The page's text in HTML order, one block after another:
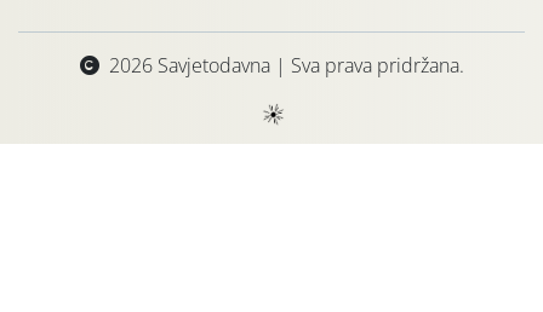
2026 Savjetodavna | Sva prava pridržana.